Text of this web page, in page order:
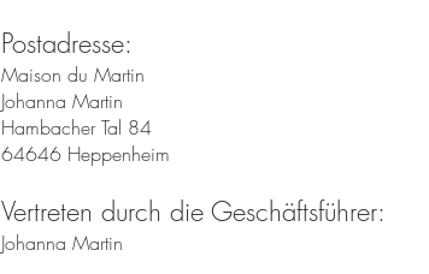
Postadresse:
Maison du Martin
Johanna Martin
Hambacher Tal 84
64646 Heppenheim
Vertreten durch die Geschäftsführer:
Johanna Martin